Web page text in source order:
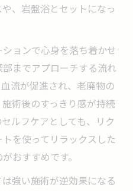
、岩盤浴とセットになっ
ョンで心身を落ち着かせ
までアプローチする流れ
流が促進され、老廃物の
術後のすっきり感が持続
ルフケアとしても、リク
を使ってリラックスした
おすすめです。
強い施術が逆効果になる